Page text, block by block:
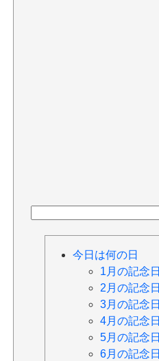
今日は何の日
1月の記念日
2月の記念日
3月の記念日
4月の記念日
5月の記念日
6月の記念日